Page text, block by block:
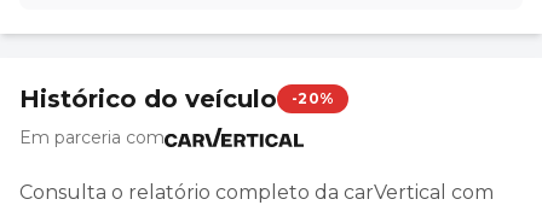
Histórico do veículo -20%
Em parceria com
Consulta o relatório completo da carVertical com